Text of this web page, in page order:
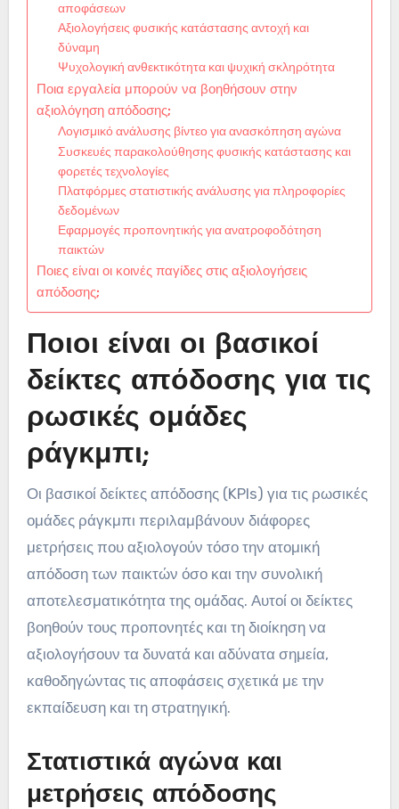
αποφάσεων
Αξιολογήσεις φυσικής κατάστασης αντοχή και
δύναμη
Ψυχολογική ανθεκτικότητα και ψυχική σκληρότητα
Ποια εργαλεία μπορούν να βοηθήσουν στην
αξιολόγηση απόδοσης;
Λογισμικό ανάλυσης βίντεο για ανασκόπηση αγώνα
Συσκευές παρακολούθησης φυσικής κατάστασης και
φορετές τεχνολογίες
Πλατφόρμες στατιστικής ανάλυσης για πληροφορίες
δεδομένων
Εφαρμογές προπονητικής για ανατροφοδότηση
παικτών
Ποιες είναι οι κοινές παγίδες στις αξιολογήσεις
απόδοσης;
Ποιοι είναι οι βασικοί
δείκτες απόδοσης για τις
ρωσικές ομάδες
ράγκμπι;
Οι βασικοί δείκτες απόδοσης (KPIs) για τις ρωσικές
ομάδες ράγκμπι περιλαμβάνουν διάφορες
μετρήσεις που αξιολογούν τόσο την ατομική
απόδοση των παικτών όσο και την συνολική
αποτελεσματικότητα της ομάδας. Αυτοί οι δείκτες
βοηθούν τους προπονητές και τη διοίκηση να
αξιολογήσουν τα δυνατά και αδύνατα σημεία,
καθοδηγώντας τις αποφάσεις σχετικά με την
εκπαίδευση και τη στρατηγική.
Στατιστικά αγώνα και
μετρήσεις απόδοσης